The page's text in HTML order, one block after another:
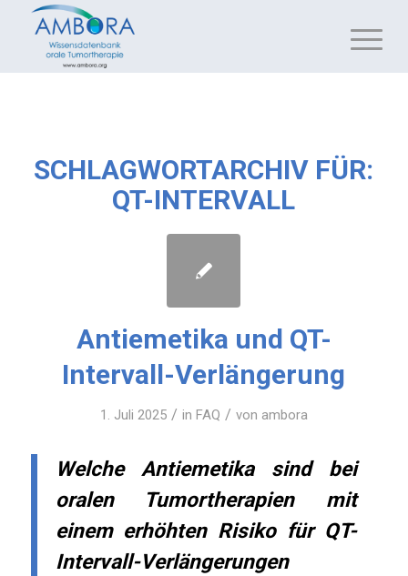
SCHLAGWORTARCHIV FÜR:
QT-INTERVALL
Antiemetika und QT-
Intervall-Verlängerung
1. Juli 2025 / in FAQ / von ambora
Welche Antiemetika sind bei
oralen Tumortherapien mit
einem erhöhtenRisiko für QT-
Intervall-Verlängerungen